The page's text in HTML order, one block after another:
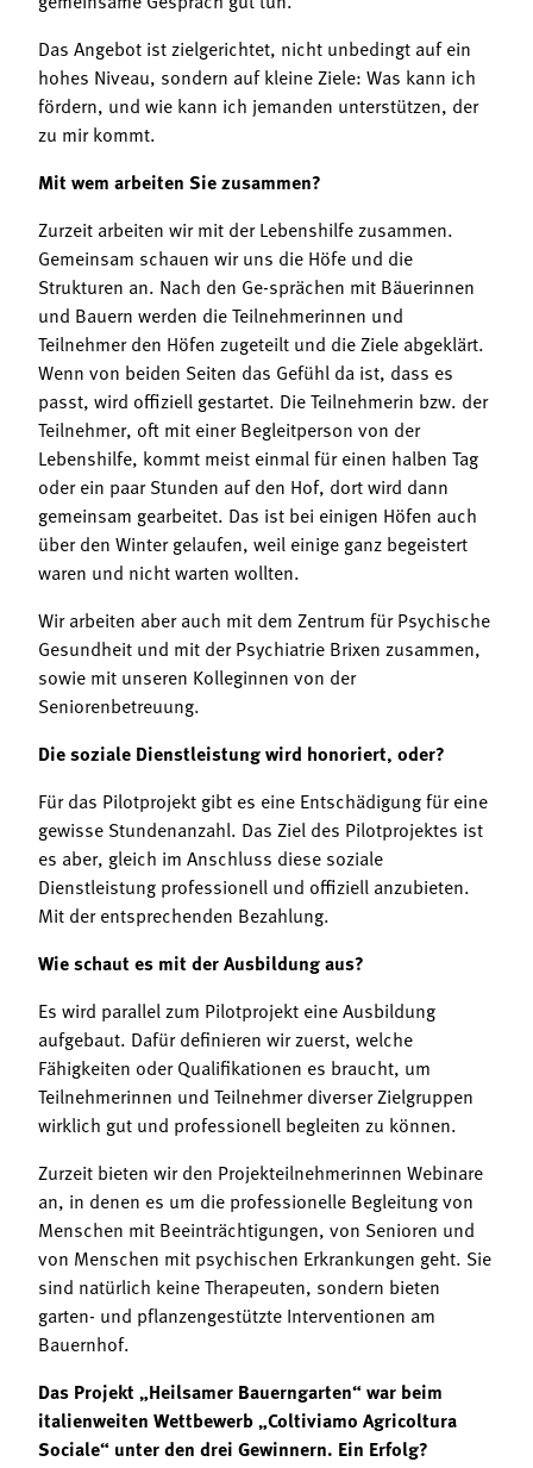
Das Angebot ist zielgerichtet, nicht unbedingt auf ein
hohes Niveau, sondern auf kleine Ziele: Was kann ich
fördern, und wie kann ich jemanden unterstützen, der
zu mir kommt.
Mit wem arbeiten Sie zusammen?
Zurzeit arbeiten wir mit der Lebenshilfe zusammen.
Gemeinsam schauen wir uns die Höfe und die
Strukturen an. Nach den Ge-sprächen mit Bäuerinnen
und Bauern werden die Teilnehmerinnen und
Teilnehmer den Höfen zugeteilt und die Ziele abgeklärt.
Wenn von beiden Seiten das Gefühl da ist, dass es
passt, wird offiziell gestartet. Die Teilnehmerin bzw. der
Teilnehmer, oft mit einer Begleitperson von der
Lebenshilfe, kommt meist einmal für einen halben Tag
oder ein paar Stunden auf den Hof, dort wird dann
gemeinsam gearbeitet. Das ist bei einigen Höfen auch
über den Winter gelaufen, weil einige ganz begeistert
waren und nicht warten wollten.
Wir arbeiten aber auch mit dem Zentrum für Psychische
Gesundheit und mit der Psychiatrie Brixen zusammen,
sowie mit unseren Kolleginnen von der
Seniorenbetreuung.
Die soziale Dienstleistung wird honoriert, oder?
Für das Pilotprojekt gibt es eine Entschädigung für eine
gewisse Stundenanzahl. Das Ziel des Pilotprojektes ist
es aber, gleich im Anschluss diese soziale
Dienstleistung professionell und offiziell anzubieten.
Mit der entsprechenden Bezahlung.
Wie schaut es mit der Ausbildung aus?
Es wird parallel zum Pilotprojekt eine Ausbildung
aufgebaut. Dafür definieren wir zuerst, welche
Fähigkeiten oder Qualifikationen es braucht, um
Teilnehmerinnen und Teilnehmer diverser Zielgruppen
wirklich gut und professionell begleiten zu können.
Zurzeit bieten wir den Projekteilnehmerinnen Webinare
an, in denen es um die professionelle Begleitung von
Menschen mit Beeinträchtigungen, von Senioren und
von Menschen mit psychischen Erkrankungen geht. Sie
sind natürlich keine Therapeuten, sondern bieten
garten- und pflanzengestützte Interventionen am
Bauernhof.
Das Projekt „Heilsamer Bauerngarten“ war beim
italienweiten Wettbewerb „Coltiviamo Agricoltura
Sociale“ unter den drei Gewinnern. Ein Erfolg?